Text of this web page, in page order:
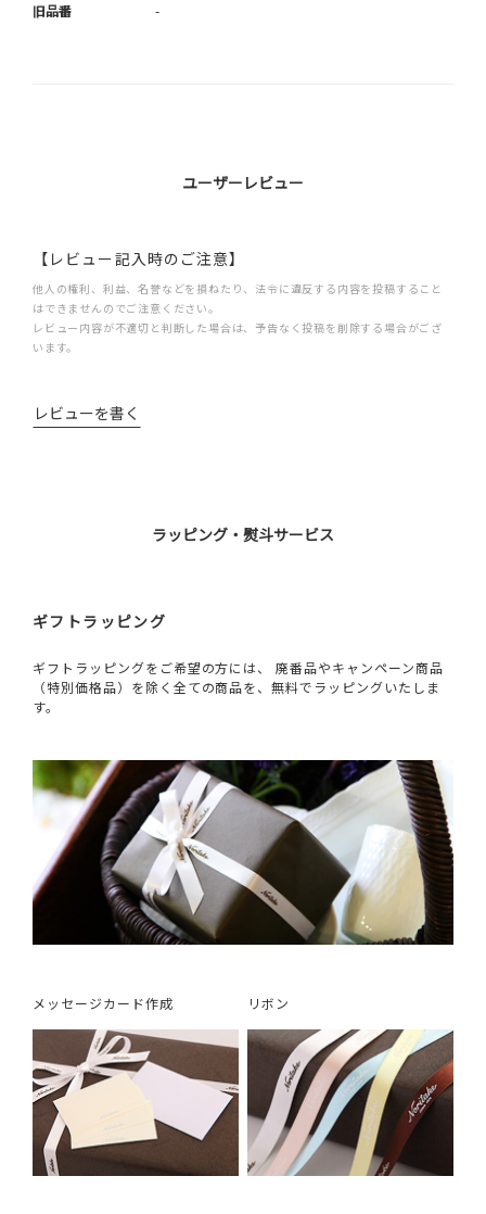
旧品番 -
ユーザーレビュー
【レビュー記入時のご注意】
他人の権利、利益、名誉などを損ねたり、法令に違反する内容を投稿すること
はできませんのでご注意ください。
レビュー内容が不適切と判断した場合は、予告なく投稿を削除する場合がござ
います。
レビューを書く
ラッピング・熨斗サービス
ギフトラッピング
ギフトラッピングをご希望の方には、 廃番品やキャンペーン商品
（特別価格品）を除く全ての商品を、無料でラッピングいたしま
す。
メッセージカード作成 リボン